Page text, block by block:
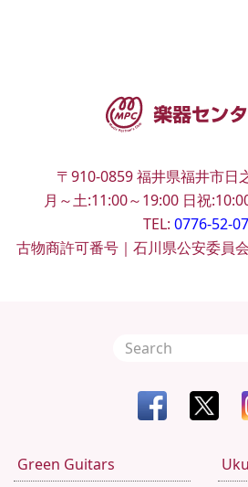
〒910-0859 福井県福井市日
月～土:11:00～19:00 日祝
TEL: 0776-52-
古物商許可番号｜石川県公安委員
Green Guitars